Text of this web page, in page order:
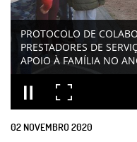
PROTOCOLO DE
PRESTADORES DE
APOIO À FAMÍLIA NO
02 NOVEMBRO2020